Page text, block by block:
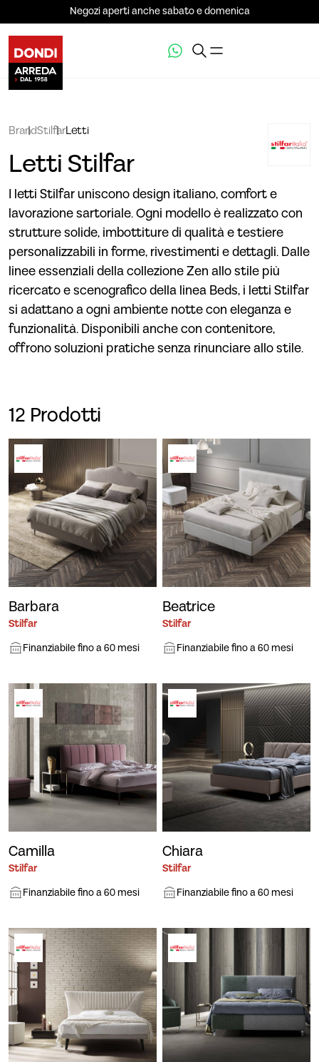
Negozi aperti anche sabato e domenica
BrandStilfarLetti
Letti Stilfar
I letti Stilfar uniscono design italiano, comfort e
lavorazione sartoriale. Ogni modello è realizzato con
strutture solide, imbottiture di qualità e testiere
personalizzabili in forme, rivestimenti e dettagli. Dalle
linee essenziali della collezione Zen allo stile più
ricercato e scenografico della linea Beds, i letti Stilfar
si adattano a ogni ambiente notte con eleganza e
funzionalità. Disponibili anche con contenitore,
offrono soluzioni pratiche senza rinunciare allo stile.
12 Prodotti
Barbara
Stilfar
Finanziabile fino a 60 mesi
Beatrice
Stilfar
Finanziabile fino a 60 mesi
Camilla
Stilfar
Finanziabile fino a 60 mesi
Chiara
Stilfar
Finanziabile fino a 60 mesi